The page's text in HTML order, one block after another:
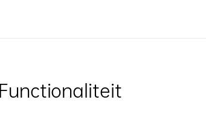
Functionaliteit